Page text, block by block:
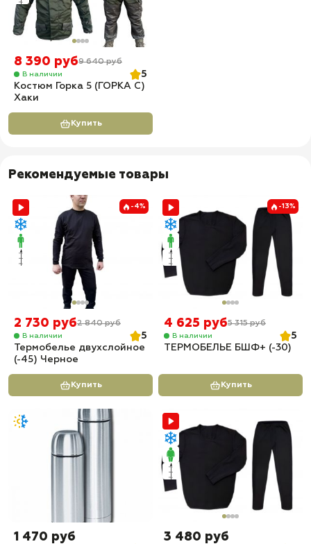
8 390 руб9 640 руб
В наличии
5
Костюм Горка 5 (ГОРКА С)
Хаки
Купить
Рекомендуемые товары
-4%
2 730 руб2 840 руб
В наличии
5
Термобелье двухслойное
(-45) Черное
Купить
-13%
4 625 руб5 315 руб
В наличии
5
ТЕРМОБЕЛЬЕ БШФ+ (-30)
Купить
1 470 руб 3 480 руб